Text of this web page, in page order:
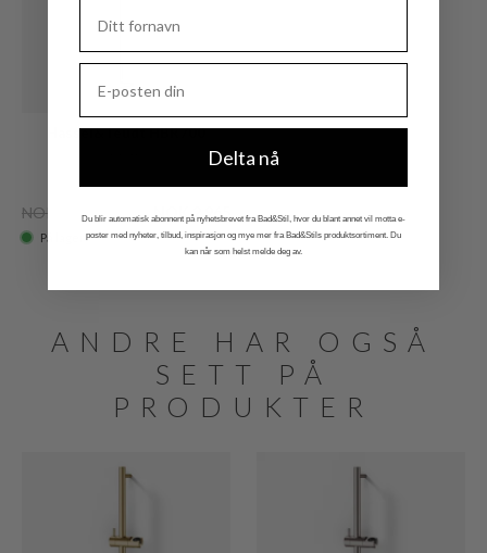
Hassel&Teudt HBR700
NOK 5.189 NOK 2.965
På lager
ANDRE HAR OGSÅ
SETT PÅ
PRODUKTER
Delta nå
Du blir automatisk abonnent på nyhetsbrevet fra Bad&Stil, hvor du blant annet vil motta e-
poster med nyheter, tilbud, inspirasjon og mye mer fra Bad&Stils produktsortiment. Du
kan når som helst melde deg av.